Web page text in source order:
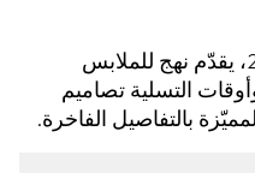
لمجموعة ما قبل الخريف 2025، يقدّم نهج للملابس
التسلية تصاميم
بالتفاصيل الفاخرة.